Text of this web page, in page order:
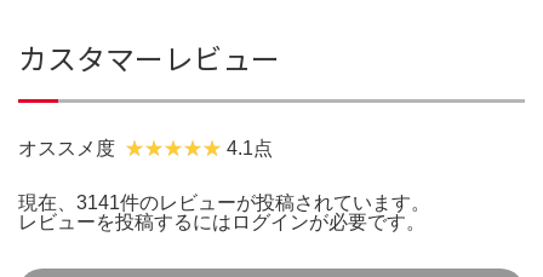
カスタマーレビュー
オススメ度 4.1点
現在、3141件のレビューが投稿されています。
レビューを投稿するには ログインが必要です。